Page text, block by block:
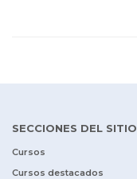
SECCIONES DEL SITIO
Cursos
Cursos destacados